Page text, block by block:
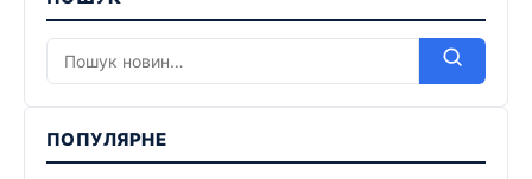
ПОПУЛЯРНЕ